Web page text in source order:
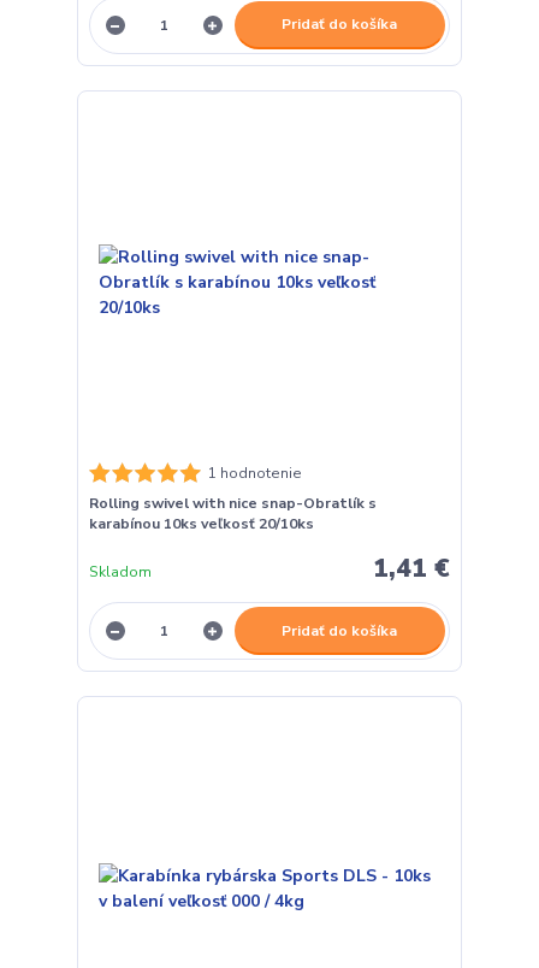
Pridať do košíka
1 hodnotenie
Rolling swivel with nice snap-Obratlík s
karabínou 10ks veľkosť 20/10ks
1,41 €
Skladom
Pridať do košíka